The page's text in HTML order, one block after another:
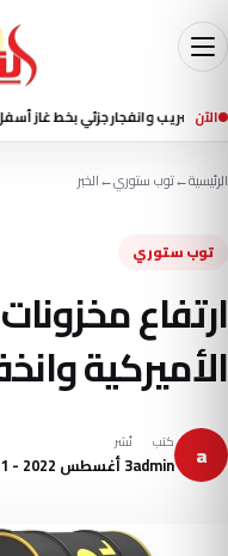
الآن جزئي بخط غاز أسفل ترعة
الرئيسية←توب ستوري←الخبر
توب ستوري
ارتفاع
الأميركية
a كتب
admin
نُشر
3 أغسطس 2022 - 6:21 م